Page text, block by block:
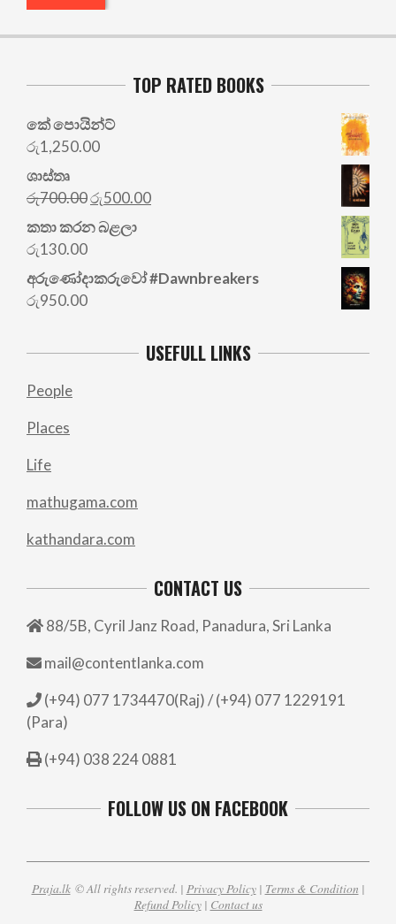
TOP RATED BOOKS
කේ පොයින්ට්
රු1,250.00
ශාස්තෘ
රු700.00Original
price
was:
රු500.00Current
කතා කරන බළලා
රු130.00
අරු‍ණෝදාකරුවෝ #Dawnbreakers
රු950.00
USEFULL LINKS
People
Places
Life
mathugama.com
kathandara.com
CONTACT US
88/5B, Cyril Janz Road, Panadura, Sri Lanka
mail@contentlanka.com
(+94) 077 1734470(Raj) / (+94) 077 1229191
(Para)
(+94) 038 224 0881
FOLLOW US ON FACEBOOK
Praja.lk© All rights reserved. | Privacy Policy| Terms & Condition |
Refund Policy| Contact us